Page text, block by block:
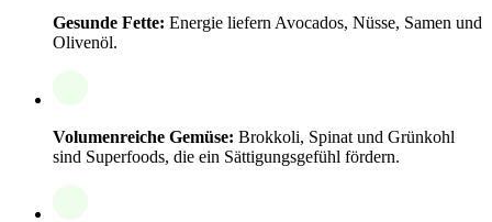
Gesunde Fette: Energie liefern Avocados, Nüsse, Samen und
Olivenöl.
Volumenreiche Gemüse: Brokkoli, Spinat und Grünkohl
sind Superfoods, die ein Sättigungsgefühl fördern.